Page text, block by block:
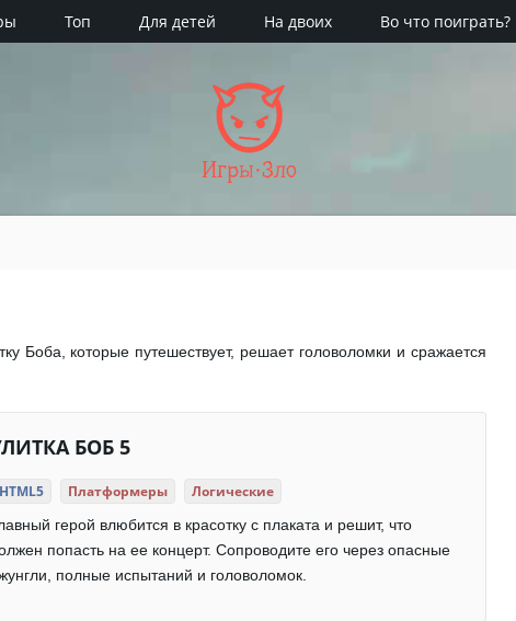
Топ Для детей На двоих Во что поиграть?
Игры·Зло
Боба, которые путешествует, решает головоломки и сражается
БОБ 5
HTML5 Платформеры Логические
герой влюбится в красотку с плаката и решит, что
попасть на ее концерт. Сопроводите его через опасные
полные испытаний и головоломок.